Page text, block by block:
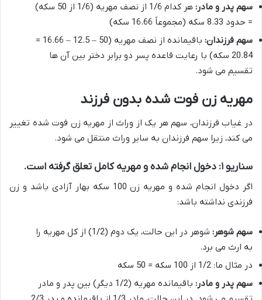
سهم پدر و مادر:
هر کدام 1/6 از نصف مهریه (1/6 از 50 سکه)
= حدود 8.33 سکه (مجموعاً 16.66 سکه)
سهم فرزندان:
باقیمانده از نصف مهریه (50 – 12.5 – 16.66 =
20.84 سکه) با رعایت قاعده پسر دو برابر دختر بین آن ها
تقسیم می شود.
مهریه زن فوت شده بدون فرزند
در غیاب فرزندان، سهم هر یک از وراث از مهریه زن فوت شده تغییر
می کند، زیرا سهم فرزندان به سایر وراث منتقل می شود.
سناریو ۱: دخول انجام شده و مهریه کامل تعلق گرفته است.
اگر دخول انجام شده و مهریه زن 100 سکه بهار آزادی باشد و زن
فرزندی نداشته باشد:
سهم شوهر:
شوهر در این حالت، یک دوم (1/2) از کل مهریه را
به ارث می برد.
در مثال ما: 1/2 از 100 سکه = 50 سکه
سهم پدر و مادر:
باقیمانده مهریه (1/2 دیگر) بین پدر و مادر